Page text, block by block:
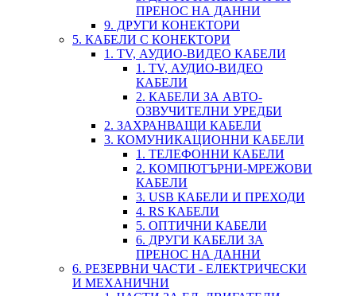
ПРЕНОС НА ДАННИ
9. ДРУГИ КОНЕКТОРИ
5. КАБЕЛИ С КОНЕКТОРИ
1. TV, АУДИО-ВИДЕО КАБЕЛИ
1. TV, АУДИО-ВИДЕО
КАБЕЛИ
2. КАБЕЛИ ЗА АВТО-
ОЗВУЧИТЕЛНИ УРЕДБИ
2. ЗАХРАНВАЩИ КАБЕЛИ
3. КОМУНИКАЦИОННИ КАБЕЛИ
1. ТЕЛЕФОННИ КАБЕЛИ
2. КОМПЮТЪРНИ-МРЕЖОВИ
КАБЕЛИ
3. USB КАБЕЛИ И ПРЕХОДИ
4. RS КАБЕЛИ
5. ОПТИЧНИ КАБЕЛИ
6. ДРУГИ КАБЕЛИ ЗА
ПРЕНОС НА ДАННИ
6. РЕЗЕРВНИ ЧАСТИ - ЕЛЕКТРИЧЕСКИ
И МЕХАНИЧНИ